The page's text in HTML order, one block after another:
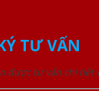
TƯ VẤN
được tư vấn chi tiết